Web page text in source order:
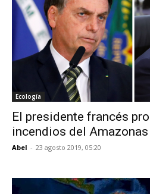
Ecología
El presidente francés
incendios del Amazonas
Abel - 23 agosto 2019, 05:20